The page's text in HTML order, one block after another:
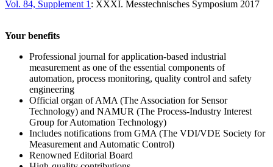
Vol. 84, Supplement 1 : XXXI. Messtechnisches Symposium 2017
Your benefits
Professional journal for application-based industrial
measurement as one of the essential components of
automation, process monitoring, quality control and safety
engineering
Official organ of AMA (The Association for Sensor
Technology) and NAMUR (The Process-Industry Interest
Group for Automation Technology)
Includes notifications from GMA (The VDI/VDE Society for
Measurement and Automatic Control)
Renowned Editorial Board